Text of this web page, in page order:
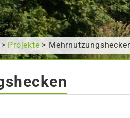
> Projekte >